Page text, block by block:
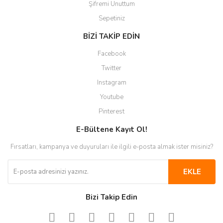
Şifremi Unuttum
Sepetiniz
BİZİ TAKİP EDİN
Facebook
Twitter
Instagram
Youtube
Pinterest
E-Bültene Kayıt Ol!
Fırsatları, kampanya ve duyuruları ile ilgili e-posta almak ister misiniz?
EKLE
Bizi Takip Edin